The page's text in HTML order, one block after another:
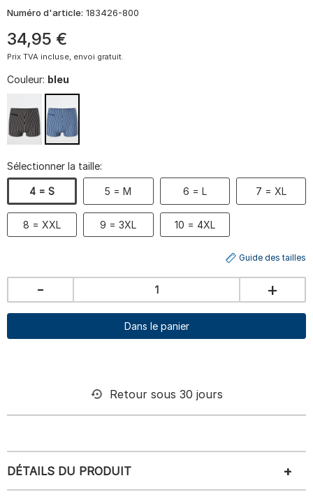
Numéro d'article: 183426-800
34,95 €
Prix TVA incluse, envoi gratuit.
Couleur: bleu
Sélectionner la taille:
4 = S 5 = M 6 = L 7 = XL
8 = XXL 9 = 3XL 10 = 4XL
Guide des tailles
- +
Dans le panier
Retour sous 30 jours
DÉTAILS DU PRODUIT